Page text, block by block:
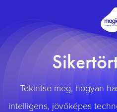
Tekintse meg, hogyan
intelligens, jövőképes